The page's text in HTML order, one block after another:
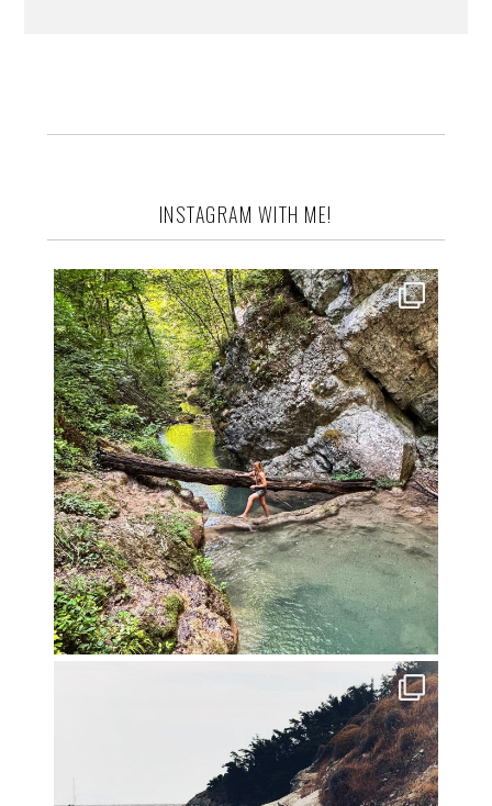
INSTAGRAM WITH ME!